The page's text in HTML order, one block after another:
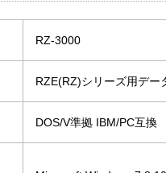
RZ-3000
RZE(RZ)シリーズ用デー
DOS/V準拠 IBM/PC互換